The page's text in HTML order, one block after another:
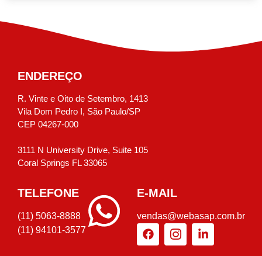
ENDEREÇO
R. Vinte e Oito de Setembro, 1413
Vila Dom Pedro I, São Paulo/SP
CEP 04267-000
3111 N University Drive, Suite 105
Coral Springs FL 33065
TELEFONE
(11) 5063-8888
(11) 94101-3577
E-MAIL
vendas@webasap.com.br